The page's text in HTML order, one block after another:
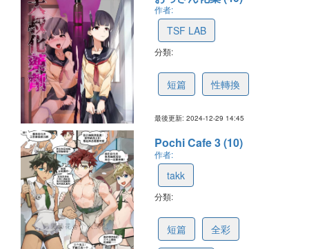
作者:
TSF LAB
分類:
短篇 性轉換
最後更新: 2024-12-29 14:45
Pochi Cafe 3 (10)
作者:
takk
分類:
短篇 全彩